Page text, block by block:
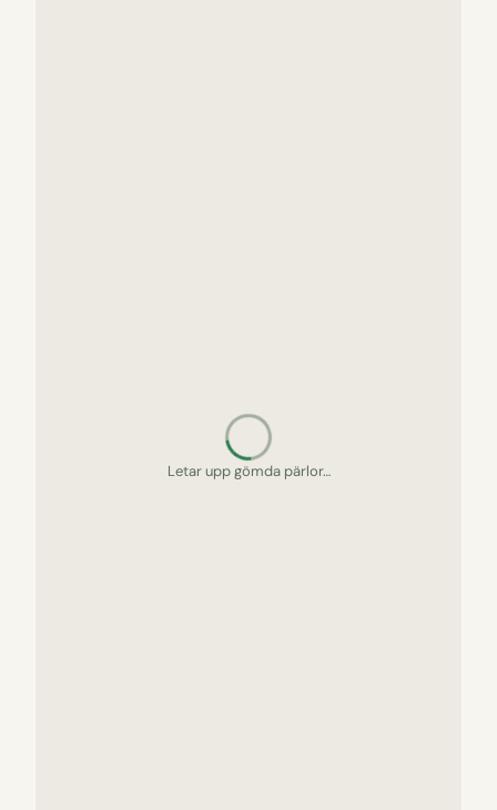
Letar upp gömda pärlor…